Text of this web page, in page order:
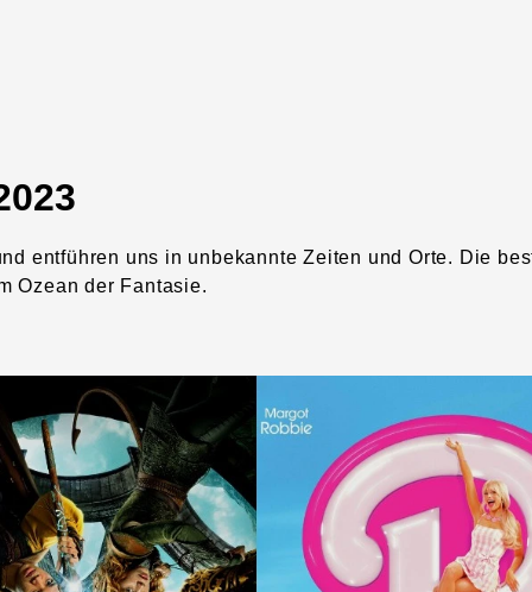
entführen uns in unbekannte Zeiten und Orte. Die
Ozean der Fantasie.